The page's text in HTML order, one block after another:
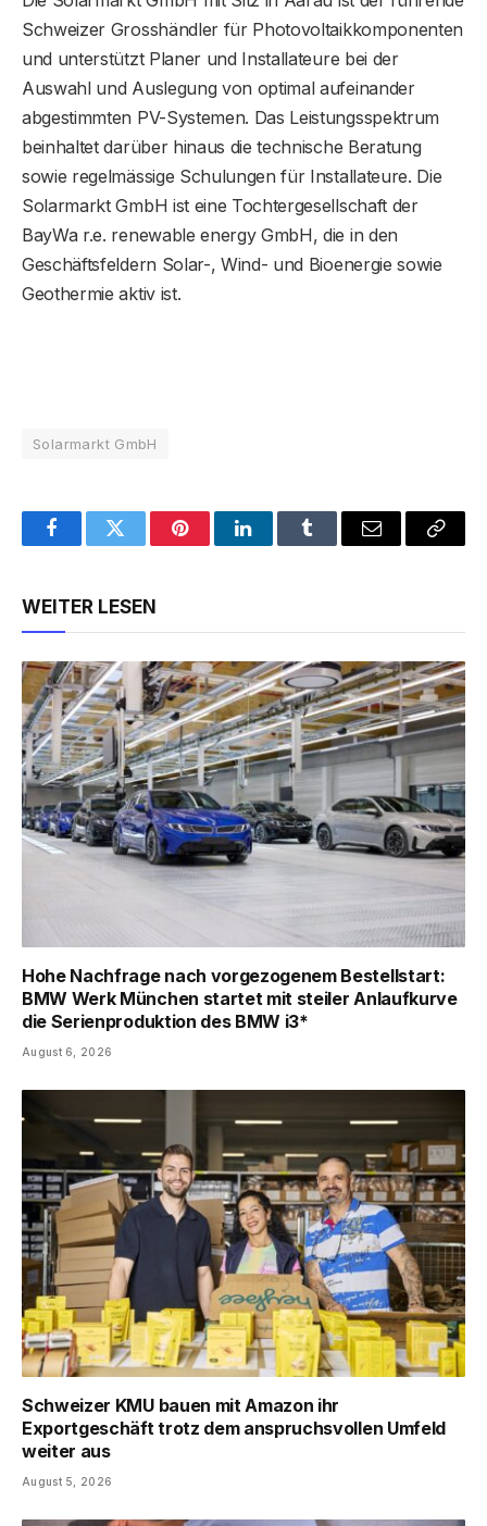
Schweizer Grosshändler für Photovoltaikkomponenten
und unterstützt Planer und Installateure bei der
Auswahl und Auslegung von optimal aufeinander
abgestimmten PV-Systemen. Das Leistungsspektrum
beinhaltet darüber hinaus die technische Beratung
sowie regelmässige Schulungen für Installateure. Die
Solarmarkt GmbH ist eine Tochtergesellschaft der
BayWa r.e. renewable energy GmbH, die in den
Geschäftsfeldern Solar-, Wind- und Bioenergie sowie
Geothermie aktiv ist.
Solarmarkt GmbH
FacebookTwitter PinterestLinkedInTumblr Email
Copy
WEITER LESEN
Hohe Nachfrage nach vorgezogenem Bestellstart:
BMW Werk München startet mit steiler Anlaufkurve
die Serienproduktion des BMW i3*
August 6, 2026
Schweizer KMU bauen mit Amazon ihr
Exportgeschäft trotz dem anspruchsvollen Umfeld
weiter aus
August 5, 2026